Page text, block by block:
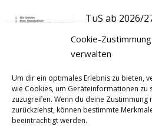
Cookie-Zustimmung
verwalten
Um dir ein optimales Erlebnis zu bieten,
wie Cookies, um Geräteinformationen
zuzugreifen. Wenn du deine
zurückziehst, können bestimmte
beeinträchtigt werden.
TuS ab 2026/
WO
24.06.2026
Rheinpfalz
24.06.2026